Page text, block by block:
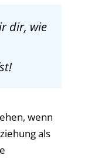
dir, wie
wenn
als